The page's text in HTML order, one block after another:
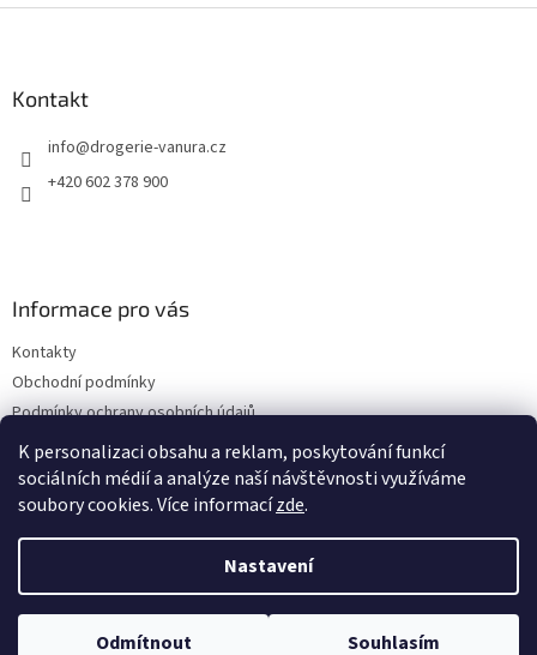
K personalizaci obsahu a reklam, poskytování funkcí
sociálních médií a analýze naší návštěvnosti využíváme
soubory cookies. Více informacízde.
Nastavení
Odmítnout Souhlasím
Kontakt
info@drogerie-vanura.cz
+420 602 378 900
Informace pro vás
Kontakty
Obchodní podmínky
Podmínky ochrany osobních údajů
Dodací a platební podmínky
Copyright 2026drogerie-vanura.cz. Všechna práva vyhrazena.
Upravit nastavení cookies